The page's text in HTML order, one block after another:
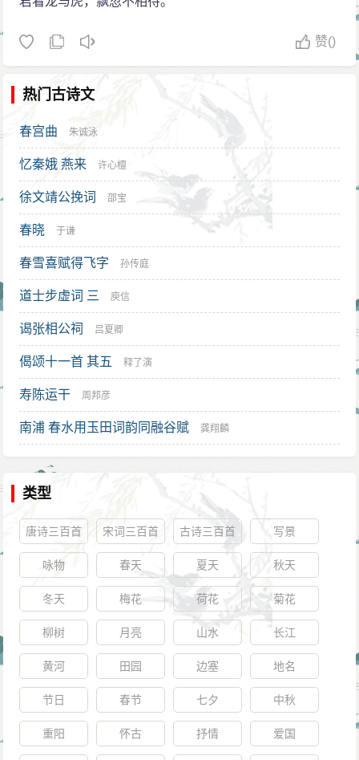
赞()
热门古诗文
春宫曲 朱诚泳
忆秦娥 燕来 许心檀
徐文靖公挽词 邵宝
春晓 于谦
春雪喜赋得飞字 孙传庭
道士步虚词 三 庾信
谒张相公祠 吕夏卿
偈颂十一首 其五 释了演
寿陈运干 周邦彦
南浦 春水用玉田词韵同融谷赋 龚翔麟
类型
唐诗三百首 宋词三百首 古诗三百首 写景
咏物 春天 夏天 秋天
冬天 梅花 荷花 菊花
柳树 月亮 山水 长江
黄河 田园 边塞 地名
节日 春节 七夕 中秋
重阳 怀古 抒情 爱国